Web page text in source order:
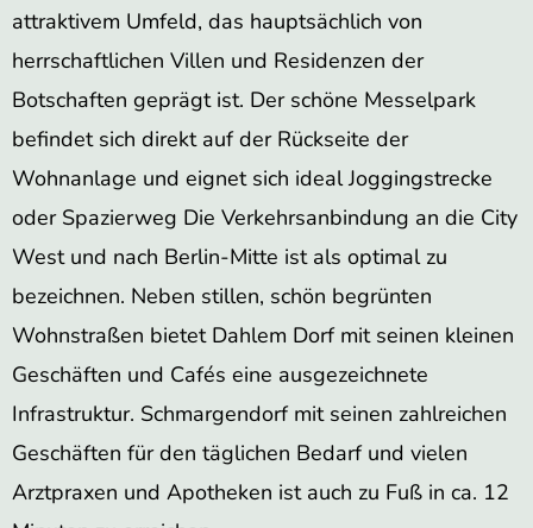
attraktivem Umfeld, das hauptsächlich von
herrschaftlichen Villen und Residenzen der
Botschaften geprägt ist. Der schöne Messelpark
befindet sich direkt auf der Rückseite der
Wohnanlage und eignet sich ideal Joggingstrecke
oder Spazierweg Die Verkehrsanbindung an die City
West und nach Berlin-Mitte ist als optimal zu
bezeichnen. Neben stillen, schön begrünten
Wohnstraßen bietet Dahlem Dorf mit seinen kleinen
Geschäften und Cafés eine ausgezeichnete
Infrastruktur. Schmargendorf mit seinen zahlreichen
Geschäften für den täglichen Bedarf und vielen
Arztpraxen und Apotheken ist auch zu Fuß in ca. 12